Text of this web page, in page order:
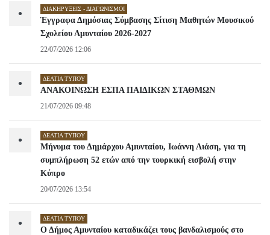
• ΔΙΑΚΗΡΎΞΕΙΣ - ΔΙΑΓΩΝΙΣΜΟΊ
Έγγραφα Δημόσιας Σύμβασης Σίτιση Μαθητών Μουσικού
Σχολείου Αμυνταίου 2026-2027
22/07/2026 12:06
• ΔΕΛΤΊΑ ΤΎΠΟΥ
ΑΝΑΚΟΙΝΩΣΗ ΕΣΠΑ ΠΑΙΔΙΚΩΝ ΣΤΑΘΜΩΝ
21/07/2026 09:48
• ΔΕΛΤΊΑ ΤΎΠΟΥ
Μήνυμα του Δημάρχου Αμυνταίου, Ιωάννη Λιάση, για τη
συμπλήρωση 52 ετών από την τουρκική εισβολή στην
Κύπρο
20/07/2026 13:54
• ΔΕΛΤΊΑ ΤΎΠΟΥ
Ο Δήμος Αμυνταίου καταδικάζει τους βανδαλισμούς στο